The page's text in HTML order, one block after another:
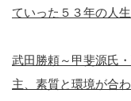
ていった５３年の人生
武田勝頼～甲斐源氏
主、素質と環境が合